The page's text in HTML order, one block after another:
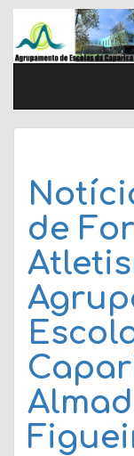
Skip
content
de